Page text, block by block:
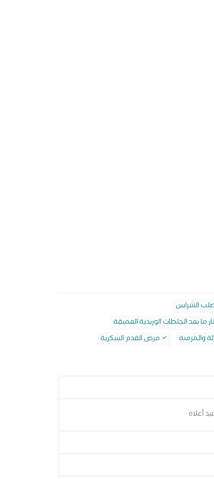
الشرايين
ما بعد الجلطات الوريدية العميقة
والمزمنة
مرض القدم السكرية